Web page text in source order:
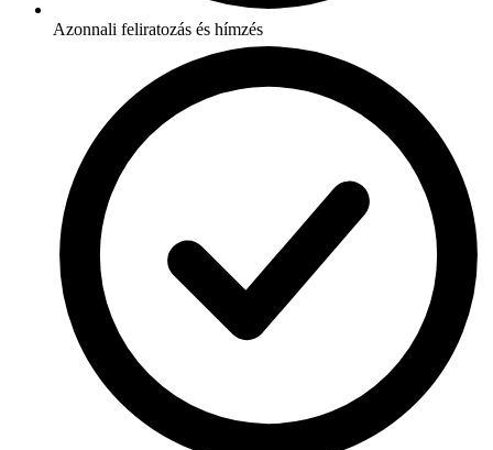
Azonnali feliratozás és hímzés